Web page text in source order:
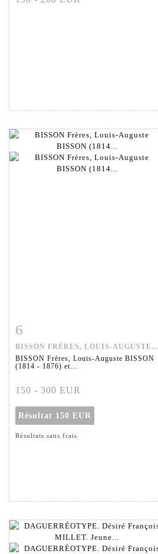
6
BISSON FRÈRES, LOUIS-AUGUSTE...
BISSON Frères, Louis-Auguste BISSON
(1814 - 1876) et...
150 - 300 EUR
Résultat 150 EUR
Résultats sans frais